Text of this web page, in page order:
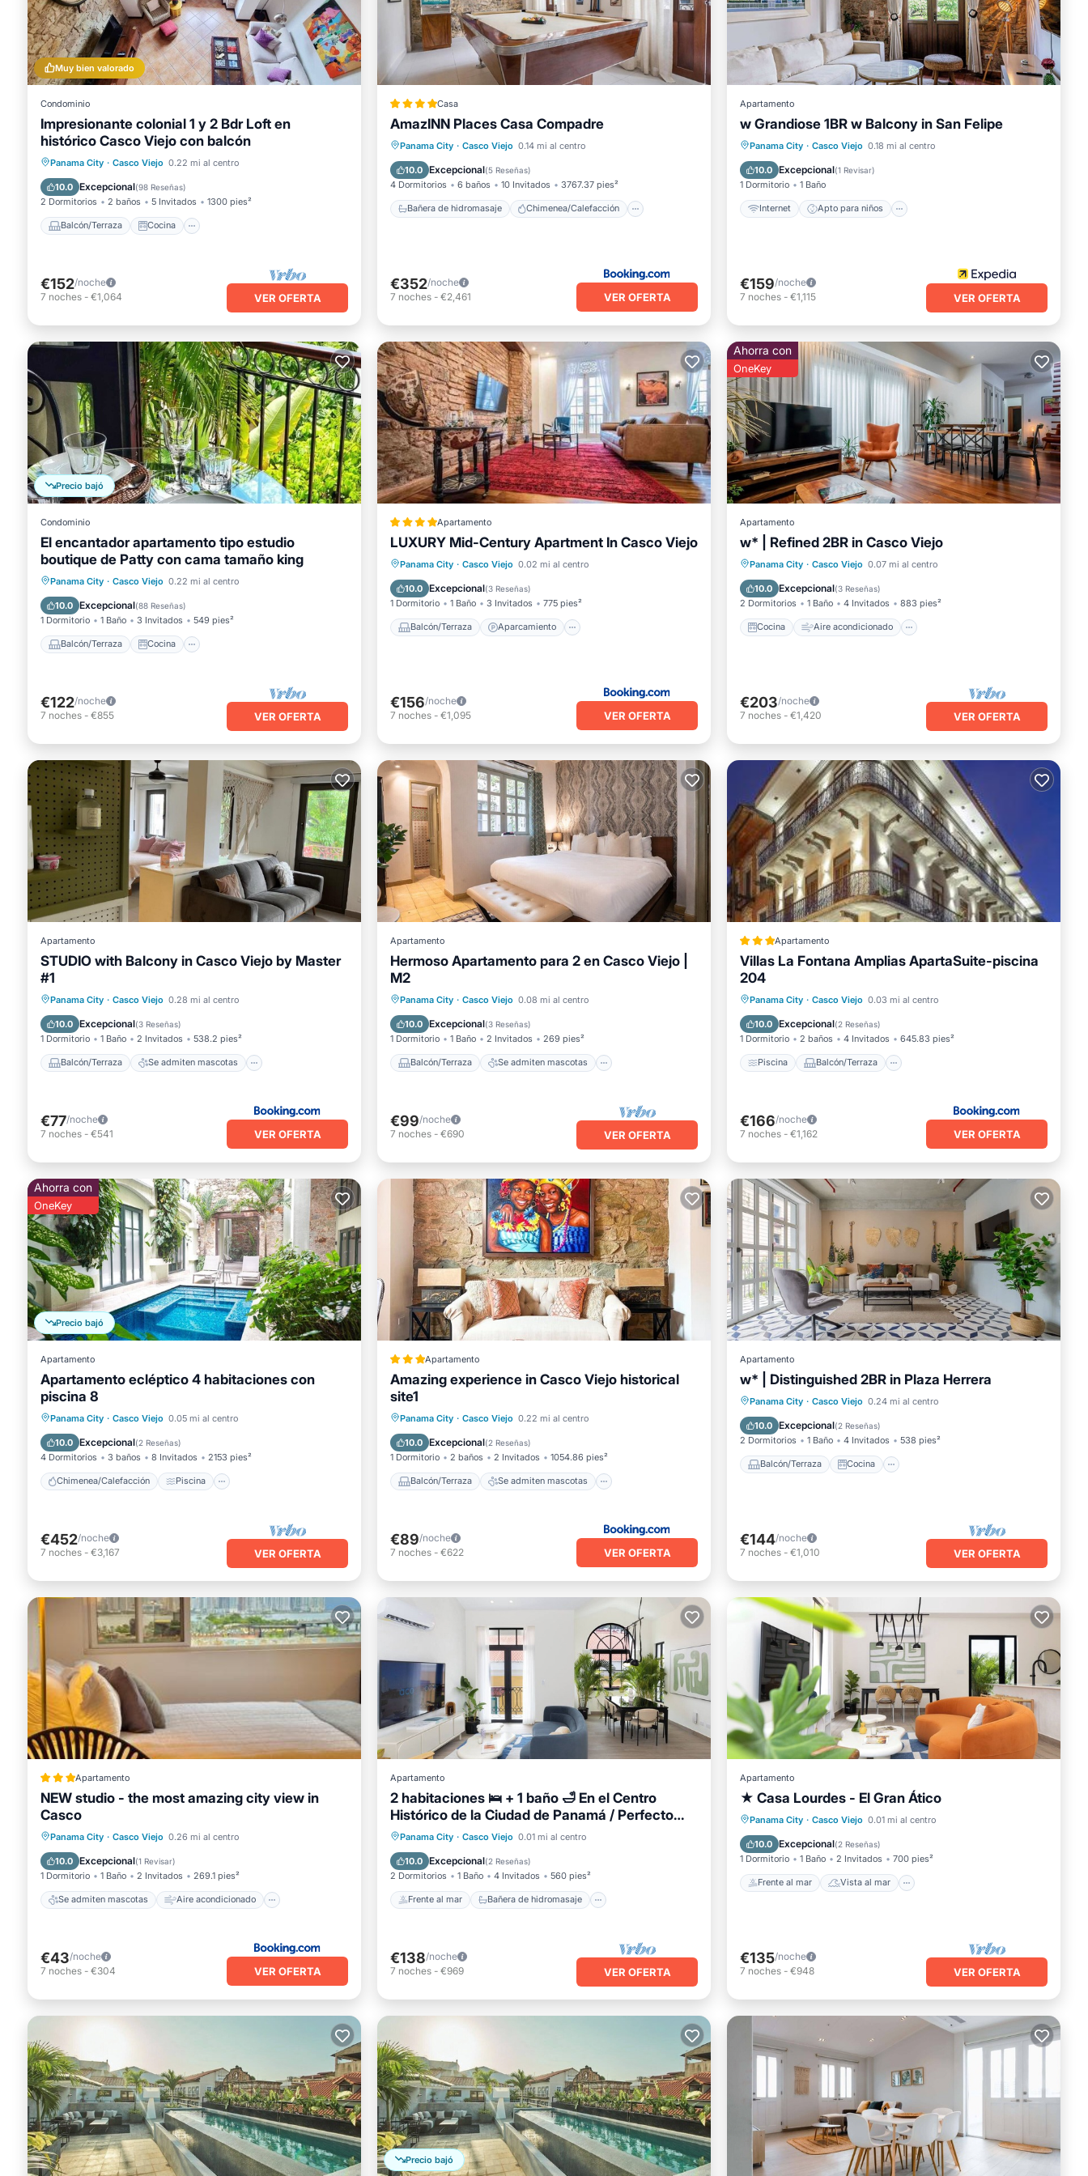
Este AmazINN Places Penthouse Deluxe, Skyline and Private Rooftop en Panama City está bien equipado y tiene todo Instalaciones
que se han enumerado a continuación. Tenga en cuenta que estos detalles fueron compartidos por Booking.com para la lista
"AmazINN Places Penthouse Deluxe, Skyline and Private Rooftop". Confiamos únicamente en sus detalles compartidos y somos
considerados "precisos". Si tiene alguna preocupación sobre el información o precisión que describe esto Apartamento, por favor
déjanos saber.
Muy bien valorado
Condominio
Impresionante colonial 1 y 2 Bdr Loft en
histórico Casco Viejo con balcón
Panama City · Casco Viejo 0.22 mi al centro
10.0 Excepcional(98 Reseñas)
2 Dormitorios 2 baños 5 Invitados 1300 pies²
Balcón/Terraza Cocina
Balcón/Terraza
Cocina
Aire acondicionado
€152/noche
7 noches - €1,064 VER OFERTA
Casa
AmazINN Places Casa Compadre
Panama City · Casco Viejo 0.14 mi al centro
10.0 Excepcional(5 Reseñas)
4 Dormitorios 6 baños 10 Invitados 3767.37 pies²
Bañera de hidromasaje Chimenea/Calefacción
Bañera de hidromasaje
Chimenea/Calefacción
Balcón/Terraza
Se admiten mascotas
€352/noche
7 noches - €2,461 VER OFERTA
Apartamento
w Grandiose 1BR w Balcony in San Felipe
Panama City · Casco Viejo 0.18 mi al centro
10.0 Excepcional(1 Revisar)
1 Dormitorio 1 Baño
Internet Apto para niños
Internet
Apto para niños
Seguridad/Protección
€159/noche
7 noches - €1,115 VER OFERTA
Precio bajó
Condominio
El encantador apartamento tipo estudio
boutique de Patty con cama tamaño king
Panama City · Casco Viejo 0.22 mi al centro
10.0 Excepcional(88 Reseñas)
1 Dormitorio 1 Baño 3 Invitados 549 pies²
Balcón/Terraza Cocina
Balcón/Terraza
Cocina
Aire acondicionado
€122/noche
7 noches - €855 VER OFERTA
Apartamento
LUXURY Mid-Century Apartment In Casco Viejo
Panama City · Casco Viejo 0.02 mi al centro
10.0 Excepcional(3 Reseñas)
1 Dormitorio 1 Baño 3 Invitados 775 pies²
Balcón/Terraza Aparcamiento
Balcón/Terraza
Aparcamiento
Aire acondicionado
€156/noche
7 noches - €1,095 VER OFERTA
Ahorra con
OneKey
Apartamento
w* | Refined 2BR in Casco Viejo
Panama City · Casco Viejo 0.07 mi al centro
10.0 Excepcional(3 Reseñas)
2 Dormitorios 1 Baño 4 Invitados 883 pies²
Cocina Aire acondicionado
Cocina Aire acondicionado
Accesible en silla de ruedas
€203/noche
7 noches - €1,420 VER OFERTA
Apartamento
STUDIO with Balcony in Casco Viejo by Master
#1
Panama City · Casco Viejo 0.28 mi al centro
10.0 Excepcional(3 Reseñas)
1 Dormitorio 1 Baño 2 Invitados 538.2 pies²
Balcón/Terraza Se admiten mascotas
Balcón/Terraza
Se admiten mascotas
Aparcamiento
€77/noche
7 noches - €541 VER OFERTA
Apartamento
Hermoso Apartamento para 2 en Casco Viejo |
M2
Panama City · Casco Viejo 0.08 mi al centro
10.0 Excepcional(3 Reseñas)
1 Dormitorio 1 Baño 2 Invitados 269 pies²
Balcón/Terraza Se admiten mascotas
Balcón/Terraza
Se admiten mascotas
Cocina
Aire acondicionado
€99/noche
7 noches - €690 VER OFERTA
Apartamento
Villas La Fontana Amplias ApartaSuite-piscina
204
Panama City · Casco Viejo 0.03 mi al centro
10.0 Excepcional(2 Reseñas)
1 Dormitorio 2 baños 4 Invitados 645.83 pies²
Piscina Balcón/Terraza
Piscina
Balcón/Terraza
Aire acondicionado
€166/noche
7 noches - €1,162 VER OFERTA
Precio bajó
Ahorra con
OneKey
Apartamento
Apartamento ecléptico 4 habitaciones con
piscina 8
Panama City · Casco Viejo 0.05 mi al centro
10.0 Excepcional(2 Reseñas)
4 Dormitorios 3 baños 8 Invitados 2153 pies²
Chimenea/Calefacción Piscina
Chimenea/Calefacción
Piscina
Balcón/Terraza
€452/noche
7 noches - €3,167 VER OFERTA
Apartamento
Amazing experience in Casco Viejo historical
site1
Panama City · Casco Viejo 0.22 mi al centro
10.0 Excepcional(2 Reseñas)
1 Dormitorio 2 baños 2 Invitados 1054.86 pies²
Balcón/Terraza Se admiten mascotas
Balcón/Terraza
Se admiten mascotas
Aire acondicionado
€89/noche
7 noches - €622 VER OFERTA
Apartamento
w* | Distinguished 2BR in Plaza Herrera
Panama City · Casco Viejo 0.24 mi al centro
10.0 Excepcional(2 Reseñas)
2 Dormitorios 1 Baño 4 Invitados 538 pies²
Balcón/Terraza Cocina
Balcón/Terraza
Cocina
Aire acondicionado
€144/noche
7 noches - €1,010 VER OFERTA
Apartamento
NEW studio - the most amazing city view in
Casco
Panama City · Casco Viejo 0.26 mi al centro
10.0 Excepcional(1 Revisar)
1 Dormitorio 1 Baño 2 Invitados 269.1 pies²
Se admiten mascotas Aire acondicionado
Aire acondicionado
Internet
Apto para niños
€43/noche
7 noches - €304 VER OFERTA
Apartamento
2 habitaciones 🛌 + 1 baño 🛁 En el Centro
Histórico de la Ciudad de Panamá / Perfecto
para familias
Panama City · Casco Viejo 0.01 mi al centro
10.0 Excepcional(2 Reseñas)
2 Dormitorios 1 Baño 4 Invitados 560 pies²
Frente al mar Bañera de hidromasaje
Frente al mar
Bañera de hidromasaje
Vista al mar
€138/noche
7 noches - €969 VER OFERTA
Apartamento
★ Casa Lourdes - El Gran Ático
Panama City · Casco Viejo 0.01 mi al centro
10.0 Excepcional(2 Reseñas)
1 Dormitorio 1 Baño 2 Invitados 700 pies²
Frente al mar Vista al mar
Frente al mar
Vista al mar
Balcón/Terraza
€135/noche
7 noches - €948 VER OFERTA
Precio bajó